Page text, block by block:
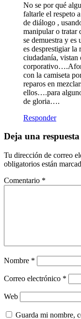
No se por qué
faltarle el respeto
de diálogo ,
manipular o tratar
se demuestra y es
es desprestigiar
ciudadanía, vistan
con la camiseta
reparos en
ellos….para
de gloria….
Responder
Deja una respuesta
Tu dirección de correo
obligatorios están
Comentario *
Nombre *
Correo electrónico *
Web
Guarda mi nombre,